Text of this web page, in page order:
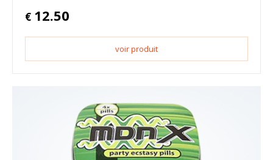
€ 12.50
voir produit